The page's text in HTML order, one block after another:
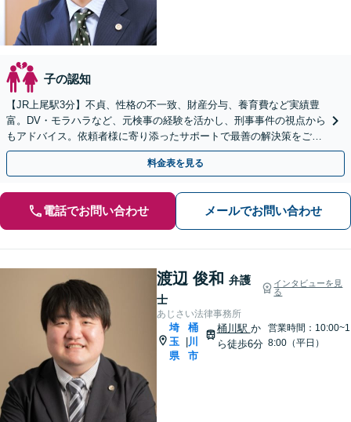
子の認知
【JR上尾駅3分】不貞、性格の不一致、財産分与、養育費など実績豊
富。DV・モラハラなど、元検事の経験を活かし、刑事事件の視点から
もアドバイス。依頼者様に寄り添ったサポートで最善の解決策をご提
案いたします【初回面談30分無料】
料金表を見る
電話でお問い合わせ メールでお問い合わせ
渡辺 俊和 弁護
士
インタビューを見
る
あじさい法律事務所
埼
玉
県
桶
川
市
桶川駅 か
ら徒歩6分
営業時間：10:00~1
8:00（平日）